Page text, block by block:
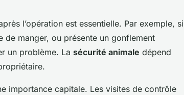
l’opération est essentielle. Par exemple, si
de manger, ou présente un gonflement
un problème. La sécurité animale dépend
importance capitale. Les visites de contrôle